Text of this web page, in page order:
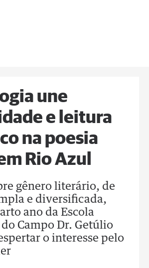
une
e leitura
na poesia
Rio Azul
gênero literário, de
e diversificada,
ano da Escola
Campo Dr. Getúlio
o interesse pelo